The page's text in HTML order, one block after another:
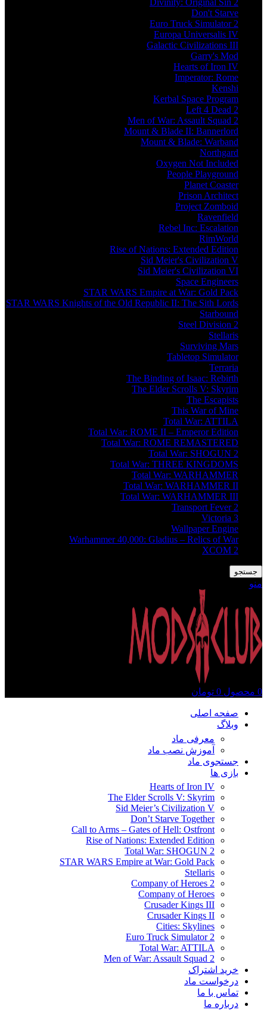
Divinity: Original Sin 2
Don't Starve
Euro Truck Simulator 2
Europa Universalis IV
Galactic Civilizations III
Garry's Mod
Hearts of Iron IV
Imperator: Rome
Kenshi
Kerbal Space Program
Left 4 Dead 2
Men of War: Assault Squad 2
Mount & Blade II: Bannerlord
Mount & Blade: Warband
Northgard
Oxygen Not Included
People Playground
Planet Coaster
Prison Architect
Project Zomboid
Ravenfield
Rebel Inc: Escalation
RimWorld
Rise of Nations: Extended Edition
Sid Meier's Civilization V
Sid Meier's Civilization VI
Space Engineers
STAR WARS Empire at War: Gold Pack
STAR WARS Knights of the Old Republic II: The Sith Lords
Starbound
Steel Division 2
Stellaris
Surviving Mars
Tabletop Simulator
Terraria
The Binding of Isaac: Rebirth
The Elder Scrolls V: Skyrim
The Escapists
This War of Mine
Total War: ATTILA
Total War: ROME II – Emperor Edition
Total War: ROME REMASTERED
Total War: SHOGUN 2
Total War: THREE KINGDOMS
Total War: WARHAMMER
Total War: WARHAMMER II
Total War: WARHAMMER III
Transport Fever 2
Victoria 3
Wallpaper Engine
Warhammer 40,000: Gladius – Relics of War
XCOM 2
جستجو
منو
0 محصول 0 تومان
صفحه اصلی
وبلاگ
معرفی ماد
آموزش نصب ماد
جستجوی ماد
بازی ها
Hearts of Iron IV
The Elder Scrolls V: Skyrim
Sid Meier’s Civilization V
Don’t Starve Together
Call to Arms – Gates of Hell: Ostfront
Rise of Nations: Extended Edition
Total War: SHOGUN 2
STAR WARS Empire at War: Gold Pack
Stellaris
Company of Heroes 2
Company of Heroes
Crusader Kings III
Crusader Kings II
Cities: Skylines
Euro Truck Simulator 2
Total War: ATTILA
Men of War: Assault Squad 2
خرید اشتراک
درخواست ماد
تماس با ما
درباره ما